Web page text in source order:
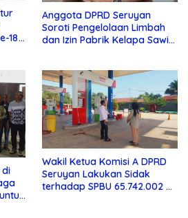
18
Anggota DPRD Seruyan
Soroti Pengelolaan Limbah
dan Izin Pabrik Kelapa Sawit
di
Wakil Ketua Komisi A DPRD
Seruyan Lakukan Sidak
terhadap SPBU 65.742.002 di